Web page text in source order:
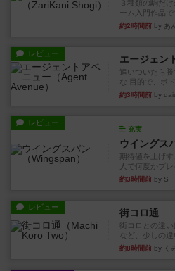
３種類の駒だ
ーム入門作品で
約2時間前 by あ
レビュー エージェン
追いついたら
な 目的で、ボ
約3時間前 by
レビュー
充実
ウイングス
期待値を上げ
人で何度かプレ
約3時間前 by S
レビュー 街コロ通
街コロとの違
など、少しの違
約8時間前 by く